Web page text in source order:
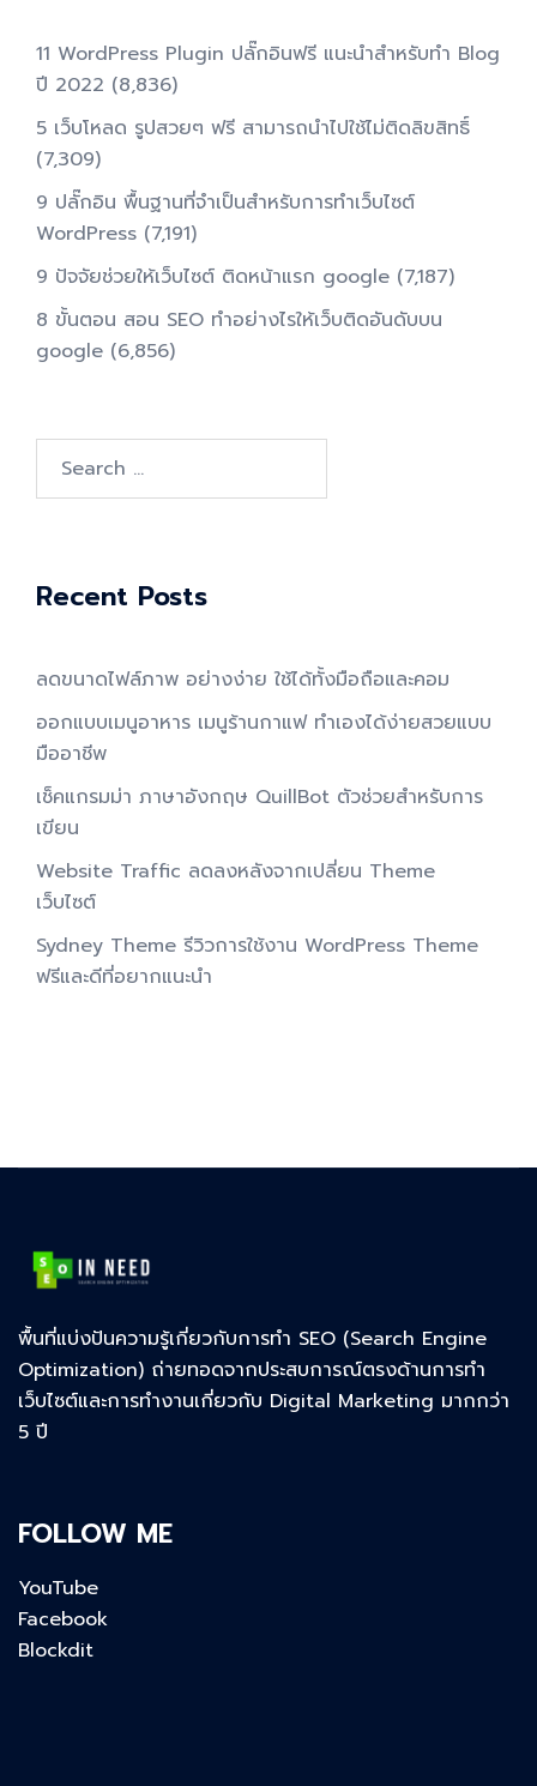
11 WordPress Plugin ปลั๊กอินฟรี แนะนำสำหรับทำ Blog
ปี 2022 (8,836)
5 เว็บโหลด รูปสวยๆ ฟรี สามารถนำไปใช้ไม่ติดลิขสิทธิ์
(7,309)
9 ปลั๊กอิน พื้นฐานที่จำเป็นสำหรับการทําเว็บไซต์
WordPress (7,191)
9 ปัจจัยช่วยให้เว็บไซต์ ติดหน้าแรก google (7,187)
8 ขั้นตอน สอน SEO ทําอย่างไรให้เว็บติดอันดับบน
google (6,856)
for:
Recent Posts
ลดขนาดไฟล์ภาพ อย่างง่าย ใช้ได้ทั้งมือถือและคอม
ออกแบบเมนูอาหาร เมนูร้านกาแฟ ทำเองได้ง่ายสวยแบบ
มืออาชีพ
เช็คแกรมม่า ภาษาอังกฤษ QuillBot ตัวช่วยสำหรับการ
เขียน
Website Traffic ลดลงหลังจากเปลี่ยน Theme
เว็บไซต์
Sydney Theme รีวิวการใช้งาน WordPress Theme
ฟรีและดีที่อยากแนะนำ
พื้นที่แบ่งปันความรู้เกี่ยวกับการทำ SEO (Search Engine
Optimization) ถ่ายทอดจากประสบการณ์ตรงด้านการทำ
เว็บไซต์และการทำงานเกี่ยวกับ Digital Marketing มากกว่า
5 ปี
FOLLOW ME
YouTube
Facebook
Blockdit